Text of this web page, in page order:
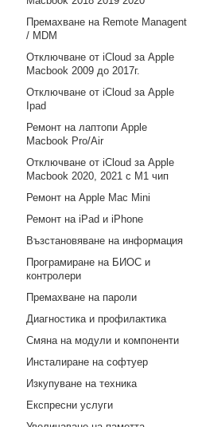
Премахване на Remote Managent
/ MDM
Отключване от iCloud за Apple
Macbook 2009 до 2017г.
Отключване от iCloud за Apple
Ipad
Ремонт на лаптопи Apple
Macbook Pro/Air
Отключване от iCloud за Apple
Macbook 2020, 2021 с M1 чип
Ремонт на Apple Mac Mini
Ремонт на iPad и iPhone
Възстановяване на информация
Програмиране на БИОС и
контролери
Премахване на пароли
Диагностика и профилактика
Смяна на модули и компоненти
Инсталиране на софтуер
Изкупуване на техника
Експресни услуги